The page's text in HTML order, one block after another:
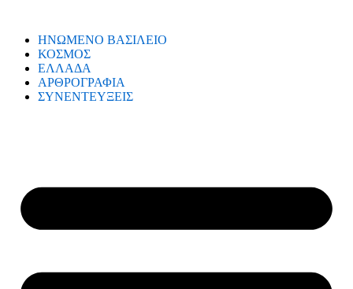
ΗΝΩΜΕΝΟ ΒΑΣΙΛΕΙΟ
ΚΟΣΜΟΣ
ΕΛΛΑΔΑ
ΑΡΘΡΟΓΡΑΦΙΑ
ΣΥΝΕΝΤΕΥΞΕΙΣ